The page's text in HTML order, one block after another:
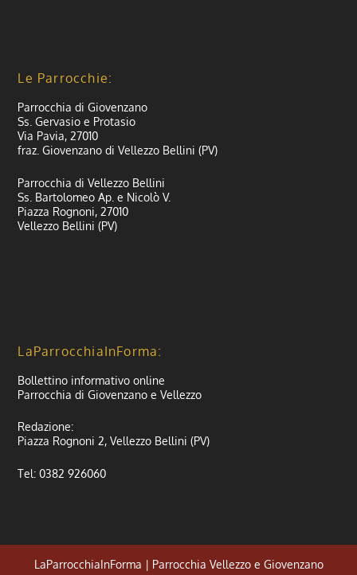
Le Parrocchie:
Parrocchia di Giovenzano
Ss. Gervasio e Protasio
Via Pavia, 27010
fraz. Giovenzano di Vellezzo Bellini (PV)
Parrocchia di Vellezzo Bellini
Ss. Bartolomeo Ap. e Nicolò V.
Piazza Rognoni, 27010
Vellezzo Bellini (PV)
LaParrocchiaInForma:
Bollettino informativo online
Parrocchia di Giovenzano e Vellezzo
Redazione:
Piazza Rognoni 2, Vellezzo Bellini (PV)
Tel: 0382 926060
LaParrocchiaInForma | Parrocchia Vellezzo e Giovenzano